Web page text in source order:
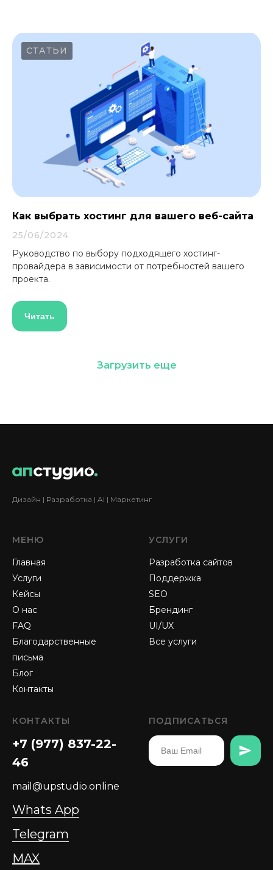
СТАТЬИ
Как выбрать хостинг для вашего веб-сайта
25/06/2024
Руководство по выбору подходящего хостинг-
провайдера в зависимости от потребностей вашего
проекта.
Читать
Загрузить еще
Дизайн | Разработка | AI | Маркетинг
МЕНЮ
Главная
Услуги
Кейсы
О нас
FAQ
Благодарственные
письма
Блог
Контакты
УСЛУГИ
Разработка сайтов
Поддержка
SEO
Брендинг
UI/UX
Все услуги
КОНТАКТЫ
+7 (977) 837-22-
46
mail@upstudio.online
Whats App
Telegram
MAX
ПОДПИСАТЬСЯ